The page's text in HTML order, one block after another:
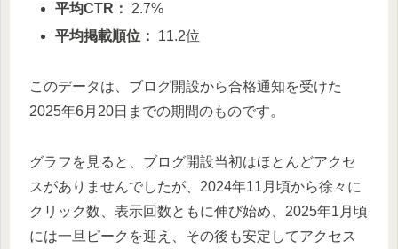
平均CTR：
2.7%
平均掲載順位：
11.2位
このデータは、ブログ開設から合格通知を受けた
2025年6月20日までの期間のものです。
グラフを見ると、ブログ開設当初はほとんどアクセ
スがありませんでしたが、2024年11月頃から徐々に
クリック数、表示回数ともに伸び始め、2025年1月頃
には一旦ピークを迎え、その後も安定してアクセス